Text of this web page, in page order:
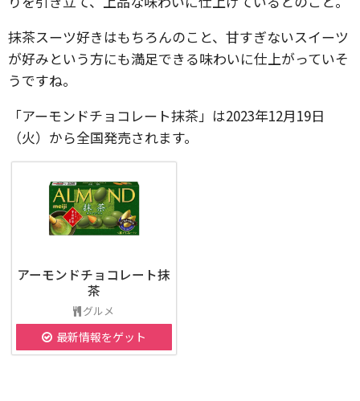
抹茶スーツ好きはもちろんのこと、甘すぎないスイーツ
が好みという方にも満足できる味わいに仕上がっていそ
うですね。
「アーモンドチョコレート抹茶」は2023年12月19日
（火）から全国発売されます。
アーモンドチョコレート抹
茶
グルメ
最新情報をゲット